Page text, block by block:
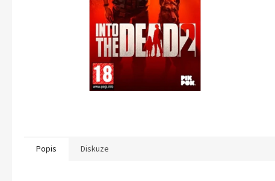
Popis Diskuze